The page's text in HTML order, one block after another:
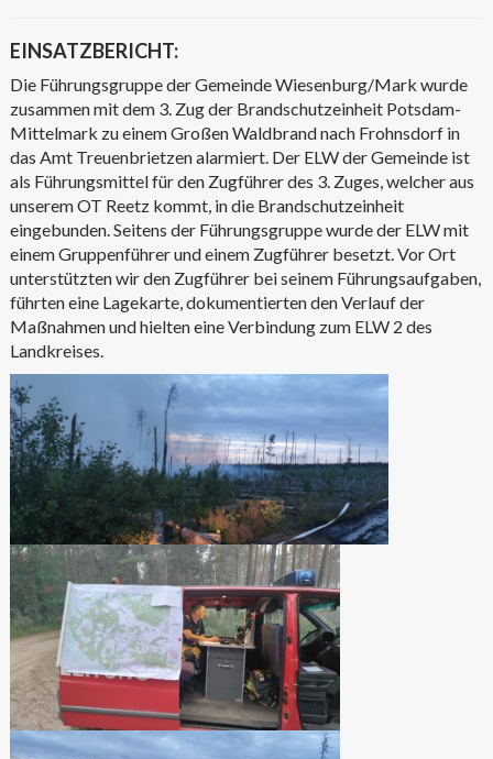
EINSATZBERICHT:
Die Führungsgruppe der Gemeinde Wiesenburg/Mark wurde
zusammen mit dem 3. Zug der Brandschutzeinheit Potsdam-
Mittelmark zu einem Großen Waldbrand nach Frohnsdorf in
das Amt Treuenbrietzen alarmiert. Der ELW der Gemeinde ist
als Führungsmittel für den Zugführer des 3. Zuges, welcher aus
unserem OT Reetz kommt, in die Brandschutzeinheit
eingebunden. Seitens der Führungsgruppe wurde der ELW mit
einem Gruppenführer und einem Zugführer besetzt. Vor Ort
unterstützten wir den Zugführer bei seinem Führungsaufgaben,
führten eine Lagekarte, dokumentierten den Verlauf der
Maßnahmen und hielten eine Verbindung zum ELW 2 des
Landkreises.